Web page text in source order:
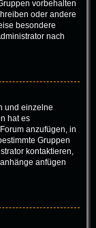
vorbehalten
oder andere
besondere
nach
und einzelne
hat es
anzufügen, in
Gruppen
kontaktieren,
anfügen